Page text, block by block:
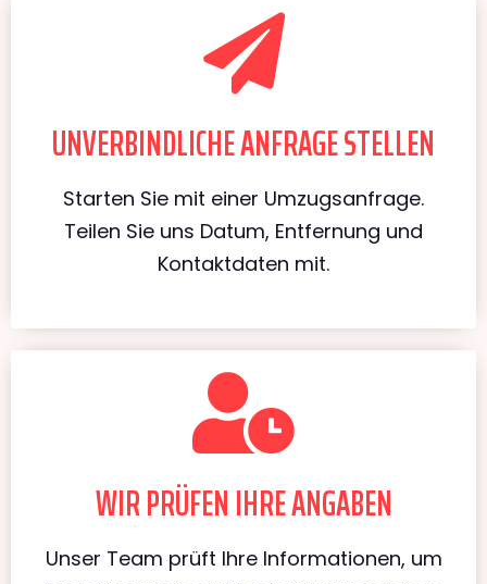
UNVERBINDLICHE ANFRAGE STELLEN
Starten Sie mit einer Umzugsanfrage.
Teilen Sie uns Datum, Entfernung und
Kontaktdaten mit.
WIR PRÜFEN IHRE ANGABEN
Unser Team prüft Ihre Informationen, um